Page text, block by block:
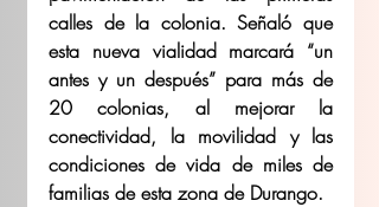
calles de la colonia. Señaló que
esta nueva vialidad marcará “un
antes y un después” para más de
20 colonias, al mejorar la
conectividad, la movilidad y las
condiciones de vida de miles de
familias de esta zona de Durango.